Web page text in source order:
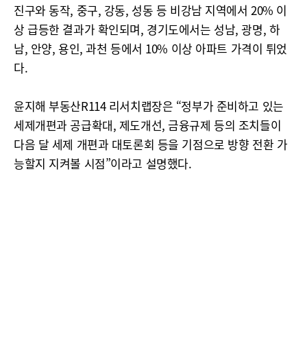
진구와 동작, 중구, 강동, 성동 등 비강남 지역에서 20% 이
상 급등한 결과가 확인되며, 경기도에서는 성남, 광명, 하
남, 안양, 용인, 과천 등에서 10% 이상 아파트 가격이 튀었
다.
윤지해 부동산R114 리서치랩장은 “정부가 준비하고 있는
세제개편과 공급확대, 제도개선, 금융규제 등의 조치들이
다음 달 세제 개편과 대토론회 등을 기점으로 방향 전환 가
능할지 지켜볼 시점”이라고 설명했다.